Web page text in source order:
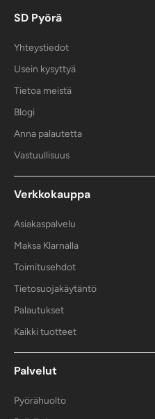
SD Pyörä
Yhteystiedot
Usein kysyttyä
Tietoa meistä
Blogi
Anna palautetta
Vastuullisuus
Verkkokauppa
Asiakaspalvelu
Maksa Klarnalla
Toimitusehdot
Tietosuojakäytäntö
Palautukset
Kaikki tuotteet
Palvelut
Pyörähuolto